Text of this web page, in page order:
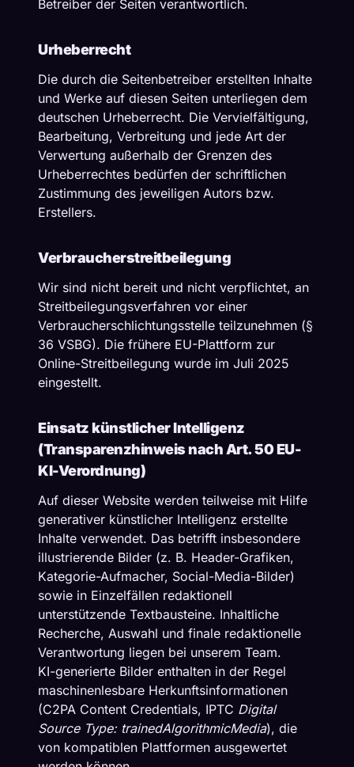
Betreiber der Seiten verantwortlich.
Urheberrecht
Die durch die Seitenbetreiber erstellten Inhalte
und Werke auf diesen Seiten unterliegen dem
deutschen Urheberrecht. Die Vervielfältigung,
Bearbeitung, Verbreitung und jede Art der
Verwertung außerhalb der Grenzen des
Urheberrechtes bedürfen der schriftlichen
Zustimmung des jeweiligen Autors bzw.
Erstellers.
Verbraucherstreitbeilegung
Wir sind nicht bereit und nicht verpflichtet, an
Streitbeilegungsverfahren vor einer
Verbraucherschlichtungsstelle teilzunehmen (§
36 VSBG). Die frühere EU-Plattform zur
Online-Streitbeilegung wurde im Juli 2025
eingestellt.
Einsatz künstlicher Intelligenz
(Transparenzhinweis nach Art. 50 EU-
KI-Verordnung)
Auf dieser Website werden teilweise mit Hilfe
generativer künstlicher Intelligenz erstellte
Inhalte verwendet. Das betrifft insbesondere
illustrierende Bilder (z. B. Header-Grafiken,
Kategorie-Aufmacher, Social-Media-Bilder)
sowie in Einzelfällen redaktionell
unterstützende Textbausteine. Inhaltliche
Recherche, Auswahl und finale redaktionelle
Verantwortung liegen bei unserem Team.
KI-generierte Bilder enthalten in der Regel
maschinenlesbare Herkunftsinformationen
(C2PA Content Credentials, IPTC Digital
Source Type: trainedAlgorithmicMedia), die
von kompatiblen Plattformen ausgewertet